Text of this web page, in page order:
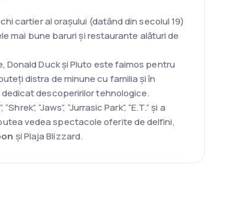
cartier al orașului (datând din secolul 19)
mai bune baruri și restaurante alături de
Donald Duck și Pluto este faimos pentru
distra de minune cu familia și în
dedicat descoperirilor tehnologice.
“Jaws”, “Jurrasic Park”, “E.T.” și a
vedea spectacole oferite de delfini,
și Plaja Blizzard.